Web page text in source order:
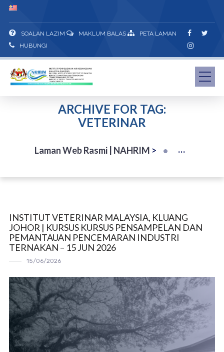
SOALAN LAZIM MAKLUM BALAS
PETA LAMAN
HUBUNGI
ARCHIVE FOR TAG:
VETERINAR
Laman Web Rasmi | NAHRIM >
INSTITUT VETERINAR MALAYSIA, KLUANG
JOHOR | KURSUS KURSUS PENSAMPELAN DAN
PEMANTAUAN PENCEMARAN INDUSTRI
TERNAKAN – 15 JUN 2026
15/06/2026